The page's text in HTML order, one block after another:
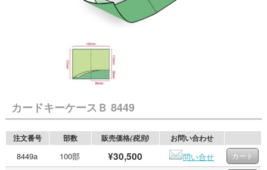
カードキーケースＢ 8449
注文番号 部数 販売価格(税別) お問い合わせ
8449a 100部 ¥30,500
問い合せ